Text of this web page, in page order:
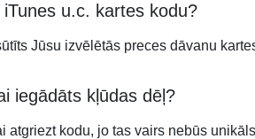
u.c. kartes kodu?
Jūsu izvēlētās preces dāvanu
iegādāts kļūdas dēļ?
atgriezt kodu, jo tas vairs nebūs